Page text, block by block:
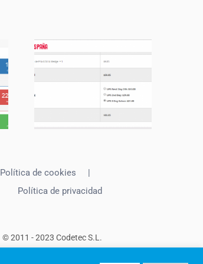
Política de cookies
Política de privacidad
© 2011 - 2023 Codetec S.L.